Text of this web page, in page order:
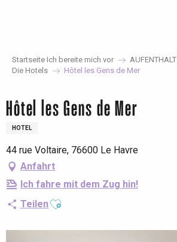
Startseite Ich bereite mich vor AUFENTHALT
Die Hotels
Hôtel les Gens de Mer
Hôtel les Gens de Mer
HOTEL
44 rue Voltaire, 76600 Le Havre
Anfahrt
Ich fahre mit dem Zug hin!
TeilenAjouter aux favoris